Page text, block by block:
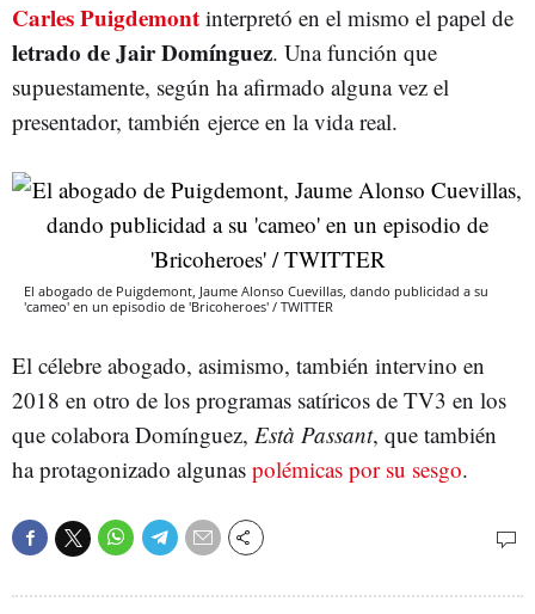
Carles Puigdemont interpretó en el mismo el papel de
letrado de Jair Domínguez. Una función que
supuestamente, según ha afirmado alguna vez el
presentador, también ejerce en la vida real.
El abogado de Puigdemont, Jaume Alonso Cuevillas, dando publicidad a su
'cameo' en un episodio de 'Bricoheroes' / TWITTER
El célebre abogado, asimismo, también intervino en
2018 en otro de los programas satíricos de TV3 en los
que colabora Domínguez, Està Passant, que también
ha protagonizado algunas polémicas por su sesgo.